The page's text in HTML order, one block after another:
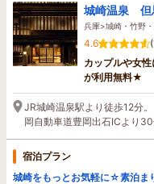
城崎温泉 但
兵庫>城崎・竹野
4.6
カップルや女
が利用無料★
JR城崎温泉駅より徒歩12分
岡自動車道豊岡出石ICより30
宿泊プラン
城崎をもっとお気軽に☆素泊ま